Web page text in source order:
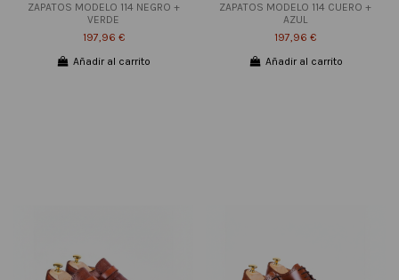
ZAPATOS MODELO 114 NEGRO +
VERDE
197,96 €
Añadir al carrito
ZAPATOS MODELO 114 CUERO +
AZUL
197,96 €
Añadir al carrito